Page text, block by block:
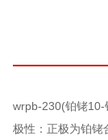
wrpb-230(铂铑10-
极性：正极为铂铑